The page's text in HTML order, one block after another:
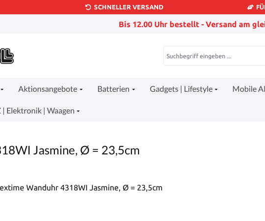
SCHNELLER VERSAND
Bis 12.00 Uhr bestellt - Versand am
Aktionsangebote Batterien Gadgets | Lifestyle Mobile
| Elektronik | Waagen
Jasmine, Ø = 23,5cm